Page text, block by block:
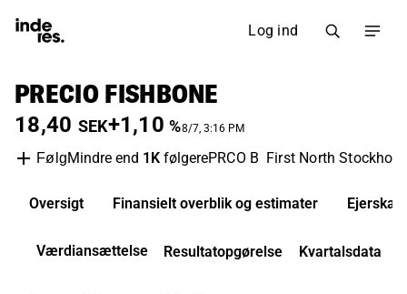
Log ind
PRECIO FISHBONE
18,40 SEK+1,10 %8/7, 3:16 PM
FølgMindre end 1K følgerePRCO B First North
Oversigt Finansielt overblik og estimater Ejerskab
Værdiansættelse Resultatopgørelse Kvartalsdata